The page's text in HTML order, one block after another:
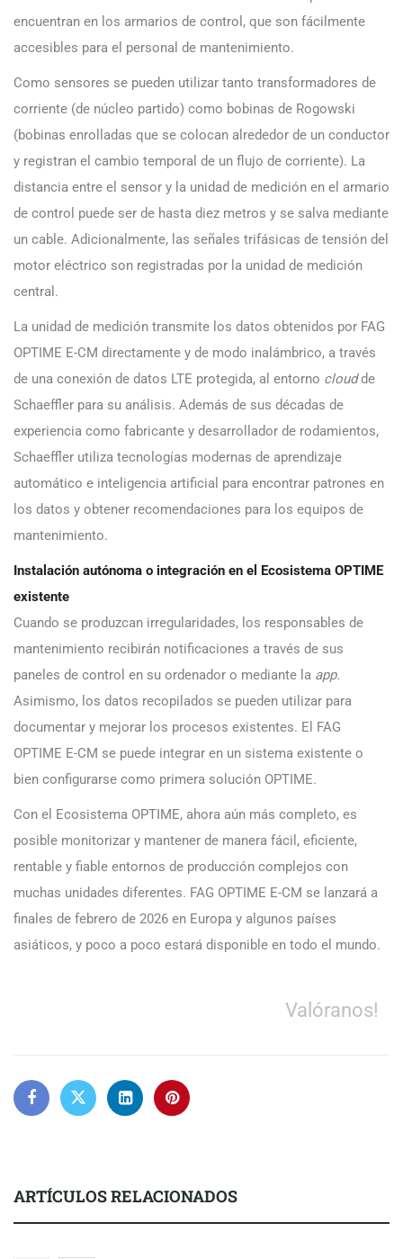
encuentran en los armarios de control, que son fácilmente
accesibles para el personal de mantenimiento.
Como sensores se pueden utilizar tanto transformadores de
corriente (de núcleo partido) como bobinas de Rogowski
(bobinas enrolladas que se colocan alrededor de un conductor
y registran el cambio temporal de un flujo de corriente). La
distancia entre el sensor y la unidad de medición en el armario
de control puede ser de hasta diez metros y se salva mediante
un cable. Adicionalmente, las señales trifásicas de tensión del
motor eléctrico son registradas por la unidad de medición
central.
La unidad de medición transmite los datos obtenidos por FAG
OPTIME E-CM directamente y de modo inalámbrico, a través
de una conexión de datos LTE protegida, al entorno cloudde
Schaeffler para su análisis. Además de sus décadas de
experiencia como fabricante y desarrollador de rodamientos,
Schaeffler utiliza tecnologías modernas de aprendizaje
automático e inteligencia artificial para encontrar patrones en
los datos y obtener recomendaciones para los equipos de
mantenimiento.
Instalación autónoma o integración en el Ecosistema OPTIME
existente
Cuando se produzcan irregularidades, los responsables de
mantenimiento recibirán notificaciones a través de sus
paneles de control en su ordenador o mediante la app.
Asimismo, los datos recopilados se pueden utilizar para
documentar y mejorar los procesos existentes. El FAG
OPTIME E-CM se puede integrar en un sistema existente o
bien configurarse como primera solución OPTIME.
Con el Ecosistema OPTIME, ahora aún más completo, es
posible monitorizar y mantener de manera fácil, eficiente,
rentable y fiable entornos de producción complejos con
muchas unidades diferentes. FAG OPTIME E-CM se lanzará a
finales de febrero de 2026 en Europa y algunos países
asiáticos, y poco a poco estará disponible en todo el mundo.
Valóranos!
ARTÍCULOS RELACIONADOS